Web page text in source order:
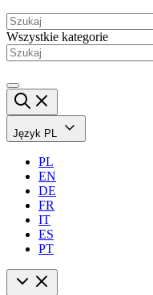
Wszystkie kategorie
Język PL
PL
EN
DE
FR
IT
ES
PT